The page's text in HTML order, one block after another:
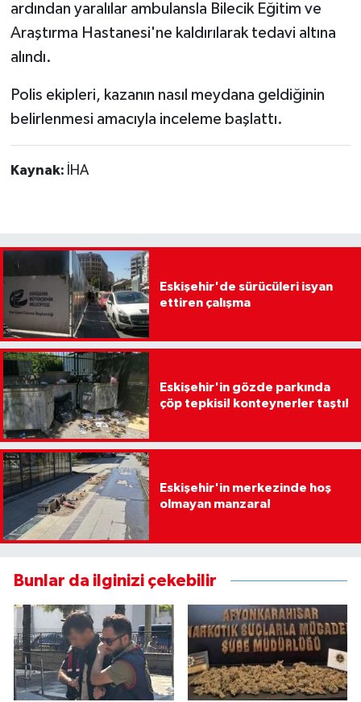
ardından yaralılar ambulansla Bilecik Eğitim ve
Araştırma Hastanesi'ne kaldırılarak tedavi altına
alındı.
Polis ekipleri, kazanın nasıl meydana geldiğinin
belirlenmesi amacıyla inceleme başlattı.
Kaynak: İHA
Eskişehir'de sürücüleri isyan
ettiren çalışma
Eskişehir'in gözde parkında
çöp tepkisi! konteynerler taştı!
Eskişehir'in merkezinde hoş
olmayan manzara!
Bunlar da ilginizi çekebilir